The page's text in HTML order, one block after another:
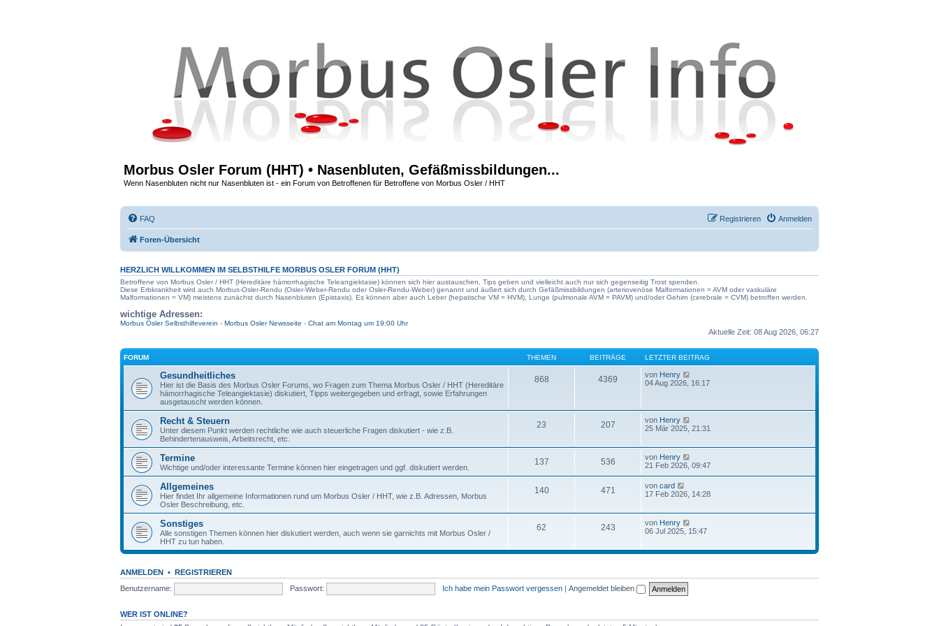
Morbus Osler Forum (HHT) • Nasenbluten, Gefäßmissbildungen...
Wenn Nasenbluten nicht nur Nasenbluten ist - ein Forum von Betroffenen für Betroffene von Morbus Osler / HHT
FAQ Anmelden
Registrieren
Foren-Übersicht
HERZLICH WILLKOMMEN IM SELBSTHILFE MORBUS OSLER FORUM (HHT)
Betroffene von Morbus Osler / HHT (Hereditäre hämorrhagische Teleangiektasie) können sich hier austauschen, Tips geben und vielleicht auch nur sich gegenseitig Trost spenden.
Diese Erbkrankheit wird auch Morbus-Osler-Rendu (Osler-Weber-Rendu oder Osler-Rendu-Weber) genannt und äußert sich durch Gefäßmissbildungen (arteriovenöse Malformationen = AVM oder vaskuläre
Malformationen = VM) meistens zunächst durch Nasenbluten (Epistaxis). Es können aber auch Leber (hepatische VM = HVM), Lunge (pulmonale AVM = PAVM) und/oder Gehirn (cerebrale = CVM) betroffen werden.
wichtige Adressen:
Morbus Osler Selbsthilfeverein - Morbus Osler Newsseite - Chat am Montag um 19:00 Uhr
Aktuelle Zeit: 08 Aug 2026, 06:27
FORUM THEMEN BEITRÄGE LETZTER BEITRAG
Gesundheitliches
Hier ist die Basis des Morbus Osler Forums, wo Fragen zum Thema Morbus Osler / HHT (Hereditäre
hämorrhagische Teleangiektasie) diskutiert, Tipps weitergegeben und erfragt, sowie Erfahrungen
ausgetauscht werden können.
868 4369 von Henry
e
e
r
e
t
r
g
04 Aug 2026, 16:17
Recht & Steuern
Unter diesem Punkt werden rechtliche wie auch steuerliche Fragen diskutiert - wie z.B.
Behindertenausweis, Arbeitsrecht, etc.
23 207 von Henry
e
t
e
r
e
t
a
g
25 Mär 2025, 21:31
Termine
Wichtige und/oder interessante Termine können hier eingetragen und ggf. diskutiert werden.
137 536 von Henry
e
s
t
r
e
t
r
21 Feb 2026, 09:47
Allgemeines
Hier findet Ihr allgemeine Informationen rund um Morbus Osler / HHT, wie z.B. Adressen, Morbus
Osler Beschreibung, etc.
140 471 von card
e
s
t
e
B
t
r
a
17 Feb 2026, 14:28
Sonstiges
Alle sonstigen Themen können hier diskutiert werden, auch wenn sie garnichts mit Morbus Osler /
HHT zu tun haben.
62 243 von Henry
e
s
r
r
06 Jul 2025, 15:47
ANMELDEN • REGISTRIEREN
Benutzername:
Passwort: Ich habe mein Passwort vergessen | Angemeldet bleiben
WER IST ONLINE?